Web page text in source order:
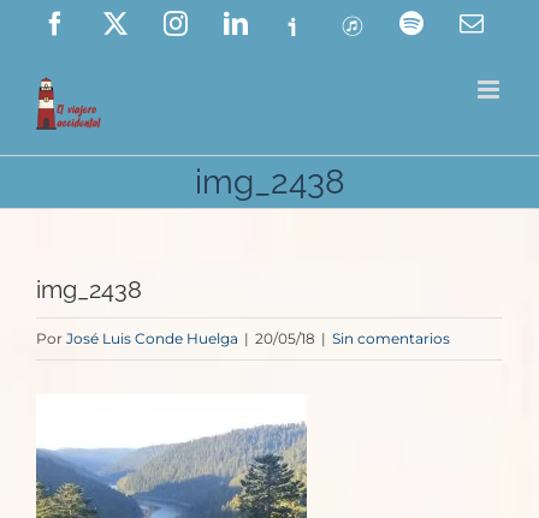
Saltar
contenido
Facebook InstagramLinkedIn
Ivoox ITunes Spotify
img_2438
img_2438
Por José Luis Conde Huelga | 20/05/18 | Sin comentarios